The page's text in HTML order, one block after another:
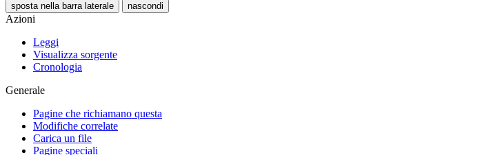
sposta nella barra laterale nascondi
Azioni
Leggi
Visualizza sorgente
Cronologia
Generale
Pagine che richiamano questa
Modifiche correlate
Carica un file
Pagine speciali